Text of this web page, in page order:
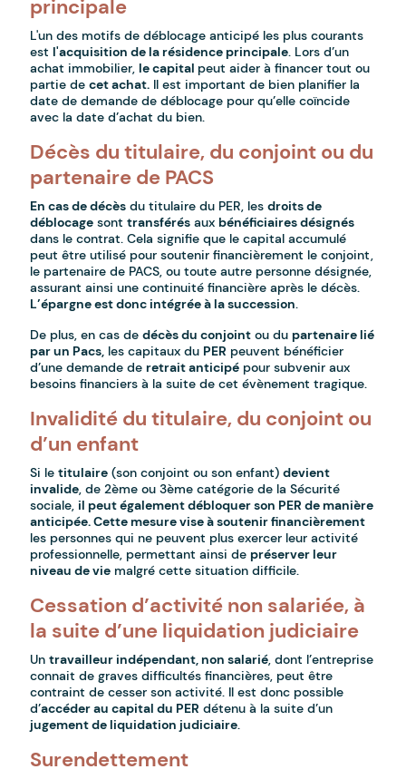
principale
L'un des motifs de déblocage anticipé les plus courants
estl'acquisition de la résidence principale. Lors d’un
achat immobilier,le capital peut aider à financer tout ou
partie decet achat. Il est important de bien planifier la
date de demande de déblocage pour qu’elle coïncide
avec la date d’achat du bien.
Décès du titulaire, du conjoint ou du
partenaire de PACS
En cas de décès du titulaire du PER, lesdroits de
déblocage sonttransférés auxbénéficiaires désignés
dans le contrat. Cela signifie que le capital accumulé
peut être utilisé pour soutenir financièrement le conjoint,
le partenaire de PACS, ou toute autre personne désignée,
assurant ainsi une continuité financière après le décès.
L’épargne est donc intégrée à la succession.
De plus, en cas dedécès du conjoint ou dupartenaire lié
par un Pacs, les capitaux du PER peuvent bénéficier
d’une demande deretrait anticipé pour subvenir aux
besoins financiers à la suite de cet évènement tragique.
Invalidité du titulaire, du conjoint ou
d’un enfant
Si letitulaire (son conjoint ou son enfant)devient
invalide, de 2ème ou 3ème catégorie de la Sécurité
sociale,il peut également débloquer son PER de manière
anticipée. Cette mesure vise à soutenir financièrement
les personnes qui ne peuvent plus exercer leur activité
professionnelle, permettant ainsi depréserver leur
niveau de vie malgré cette situation difficile.
Cessation d’activité non salariée, à
la suite d’une liquidation judiciaire
Untravailleur indépendant, non salarié, dont l’entreprise
connait de graves difficultés financières, peut être
contraint de cesser son activité. Il est donc possible
d’accéder au capital du PER détenu à la suite d’un
jugement de liquidation judiciaire.
Surendettement